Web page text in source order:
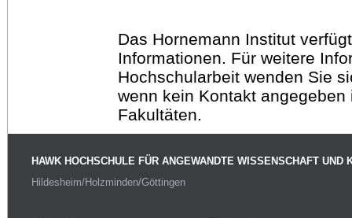
Das Hornemann Institut
Informationen. Für weitere
Hochschularbeit wenden Sie
wenn kein Kontakt
Fakultäten.
HAWK HOCHSCHULE FÜR ANGEWANDTE WISSENSCHAFT UND
Hildesheim/Holzminden/Göttingen